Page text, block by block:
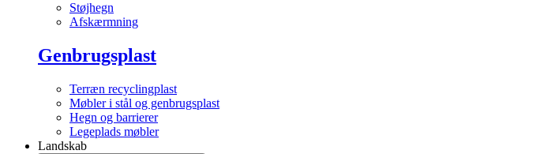
Støjhegn
Afskærmning
Genbrugsplast
Terræn recyclingplast
Møbler i stål og genbrugsplast
Hegn og barrierer
Legeplads møbler
Landskab